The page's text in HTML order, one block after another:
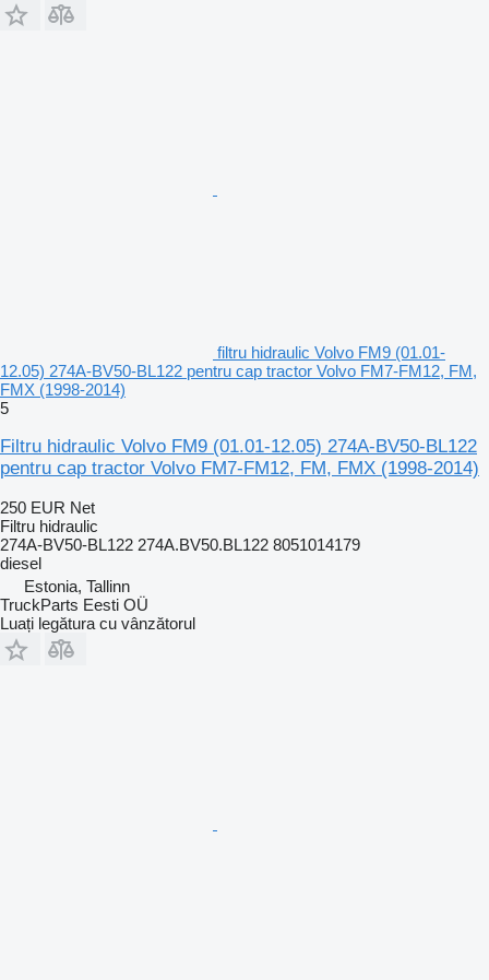
filtru hidraulic Volvo FM9 (01.01-
12.05) 274A-BV50-BL122 pentru cap tractor Volvo FM7-FM12, FM,
FMX (1998-2014)
5
Filtru hidraulic Volvo FM9 (01.01-12.05) 274A-BV50-BL122
pentru cap tractor Volvo FM7-FM12, FM, FMX (1998-2014)
250 EUR Net
Filtru hidraulic
274A-BV50-BL122 274A.BV50.BL122 8051014179
diesel
Estonia, Tallinn
TruckParts Eesti OÜ
Luați legătura cu vânzătorul